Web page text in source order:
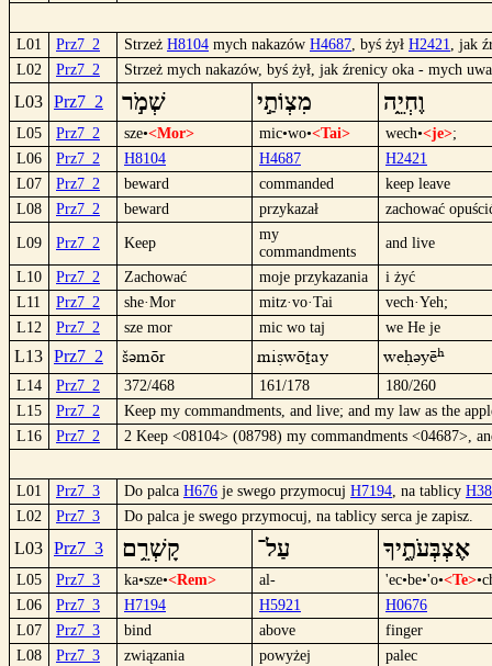
L01 Prz7_2 Strzeż H8104 mych nakazów H4687, byś żył H2421, jak
L02
Prz7_2 Strzeż mych nakazów, byś żył, jak źrenicy oka - mych
L03 Prz7_2 שְׁמֹ֣ר מִצְוֹתַ֣י וֶחְיֵ֑ה
L05 Prz7_2 sze•<Mor> mic•wo•<Tai> wech•<je>;
L06
Prz7_2 H8104 H4687
H2421
L07
Prz7_2 beward commanded
keep leave
L08
Prz7_2 beward przykazał zachować
L09 Prz7_2 Keep
my
commandments
and live
L10 Prz7_2 Zachować moje przykazania
i żyć
L11
Prz7_2 she·Mor mitz·vo·Tai
vech·Yeh;
L12
Prz7_2 sze mor mic wo taj we He je
L13 Prz7_2 šümör micwötay weHüyË
L14 Prz7_2 372/468 161/178
180/260
L15
Prz7_2
Keep my commandments, and live; and my law as the
L16
Prz7_2 2 Keep <08104> (08798) my commandments <04687>,
L01 Prz7_3 Do palca H676 je swego przymocuj H7194, na tablicy
L02
Prz7_3 Do palca je swego przymocuj, na tablicy serca je zapisz.
L03 Prz7_3 קָשְׁרֵ֥ם עַל־ אֶצְבְּעֹתֶ֑יךָ
L05 Prz7_3 ka•sze•<Rem> al- 'ec•be•'o•<Te>
L06
Prz7_3 H7194 H5921
H0676
L07
Prz7_3 bind above
finger
L08
Prz7_3 związania powyżej palec